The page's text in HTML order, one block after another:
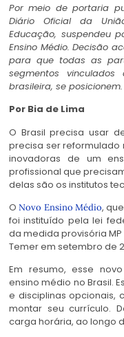
Por meio de portaria
Diário Oficial da
Educação, suspendeu
Ensino Médio. Decisão
para que todas as
segmentos
brasileira, se posicionem.
Por Bia de Lima
O Brasil precisa usar
precisa ser reformulado
inovadoras de um
profissional que
delas são os institutos
ONovo Ensino Médio,
foi instituído pelalei
da medida provisória
Temer em setembro de
Em resumo, esse
ensino médio no Brasil.
e disciplinas opcionais,
montar seu currículo.
carga horária, ao longo